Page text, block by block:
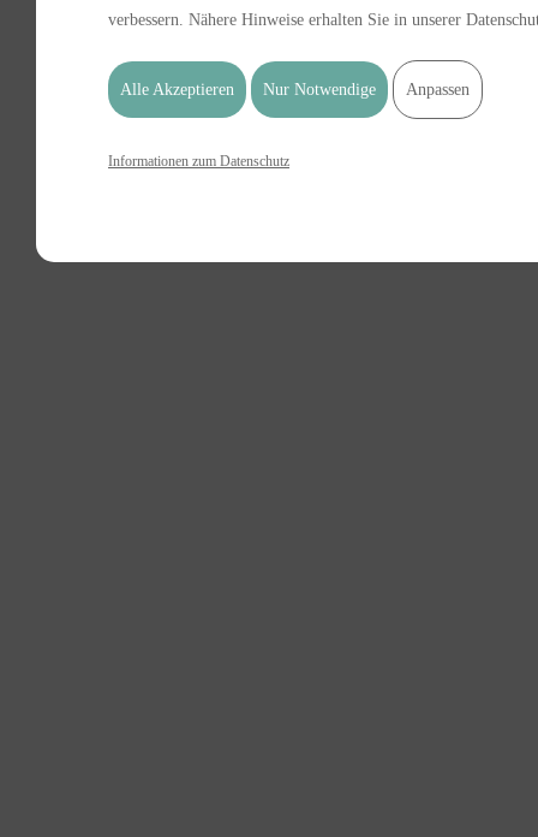
verbessern. Nähere Hinweise erhalten Sie in unserer
Alle Akzeptieren Nur Notwendige Anpassen
Informationen zum Datenschutz